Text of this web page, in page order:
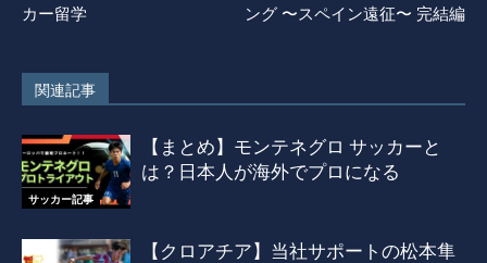
カー留学
ング 〜スペイン遠征〜 完結編
関連記事
サッカー記事
【まとめ】モンテネグロ サッカーと
は？日本人が海外でプロになる
【クロアチア】当社サポートの松本隼